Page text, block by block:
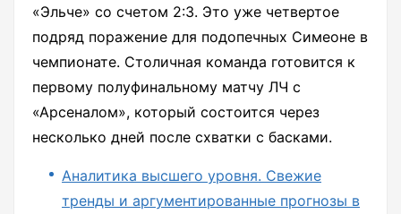
«Эльче» со счетом 2:3. Это уже четвертое
подряд поражение для подопечных Симеоне в
чемпионате. Столичная команда готовится к
первому полуфинальному матчу ЛЧ с
«Арсеналом», который состоится через
несколько дней после схватки с басками.
Аналитика высшего уровня. Свежие
тренды и аргументированные прогнозы в